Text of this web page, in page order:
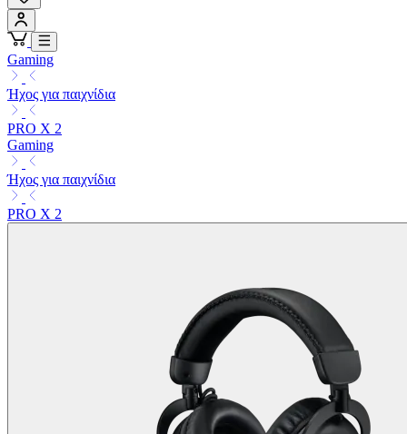
Gaming
Ήχος για παιχνίδια
PRO X 2
Gaming
Ήχος για παιχνίδια
PRO X 2